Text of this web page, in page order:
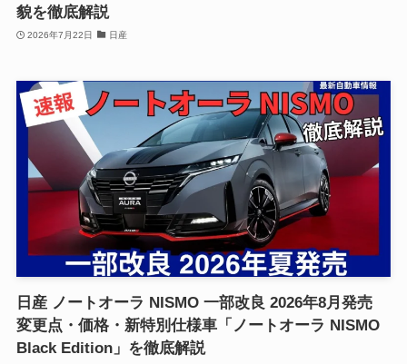
貌を徹底解説
2026年7月22日 日産
日産 ノートオーラ NISMO 一部改良 2026年8月発売
変更点・価格・新特別仕様車「ノートオーラ NISMO
Black Edition」を徹底解説